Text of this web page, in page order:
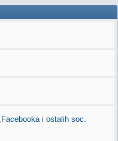
i ostalih soc.